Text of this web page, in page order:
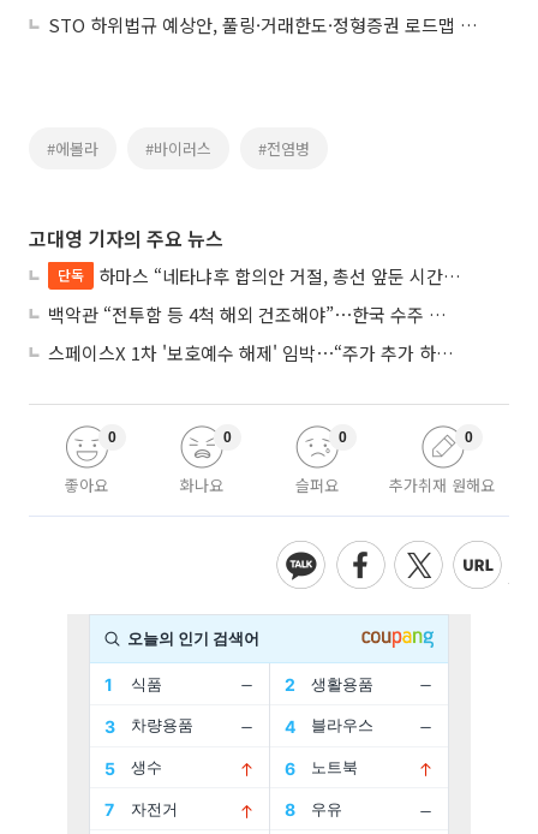
STO 하위법규 예상안, 풀링·거래한도·정형증권 로드맵 제시
#에볼라 #바이러스 #전염병
고대영 기자의 주요 뉴스
단독
하마스 “네타냐후 합의안 거절, 총선 앞둔 시간 끌기”
백악관 “전투함 등 4척 해외 건조해야”⋯한국 수주 기대
스페이스X 1차 '보호예수 해제' 임박⋯“주가 추가 하락 가능성”
좋아요
0
화나요
0
슬퍼요
0
추가취재 원해요
0